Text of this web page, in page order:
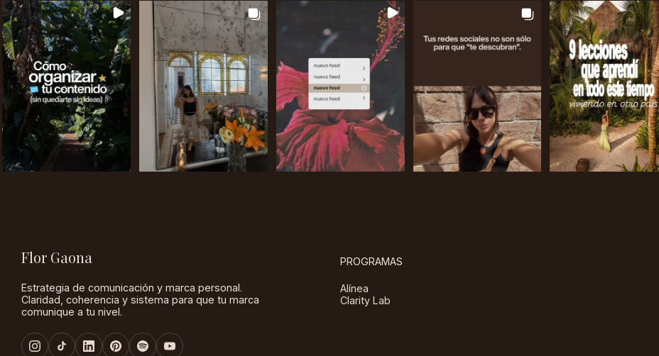
Flor Gaona
Estrategia de comunicación y marca personal.
Claridad, coherencia y sistema para que tu marca
comunique a tu nivel.
PROGRAMAS
Alínea
Clarity Lab